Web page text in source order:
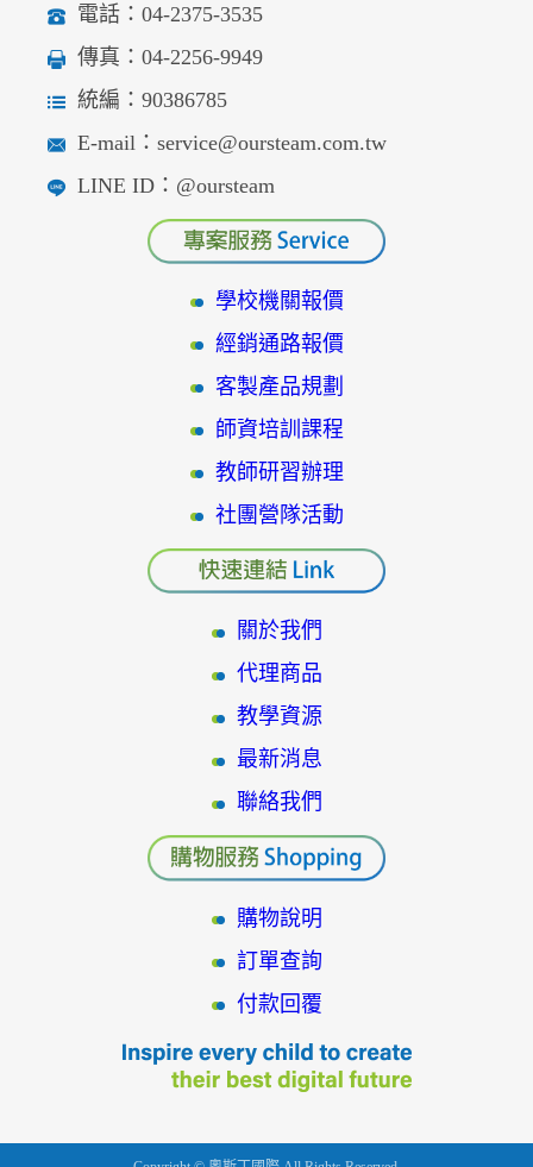
電話：04-2375-3535
傳真：04-2256-9949
統編：90386785
E-mail：service@oursteam.com.tw
LINE ID：@oursteam
學校機關報價
經銷通路報價
客製產品規劃
師資培訓課程
教師研習辦理
社團營隊活動
關於我們
代理商品
教學資源
最新消息
聯絡我們
購物說明
訂單查詢
付款回覆